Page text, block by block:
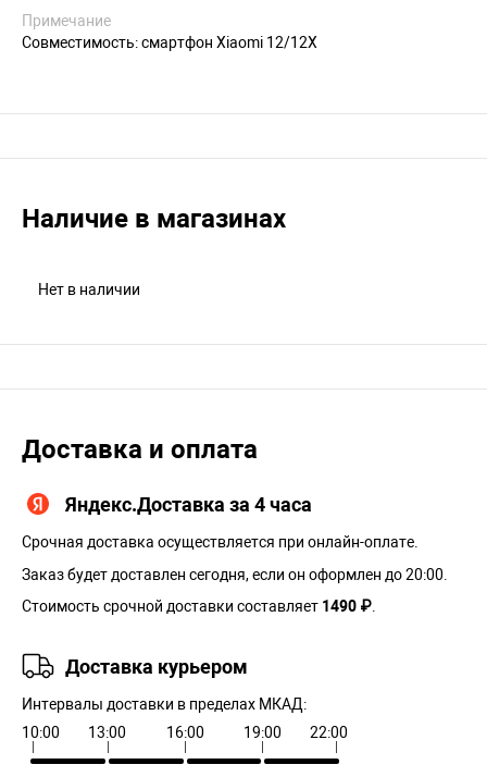
Примечание
Совместимость: смартфон Xiaomi 12/12X
Наличие в магазинах
Нет в наличии
Доставка и оплата
Яндекс.Доставка за 4 часа
Срочная доставка осуществляется при онлайн-оплате.
Заказ будет доставлен сегодня, если он оформлен до 20:00.
Стоимость срочной доставки составляет 1490 ₽
Доставка курьером
Интервалы доставки в пределах МКАД:
10:00
13:00 16:00 19:00 22:00